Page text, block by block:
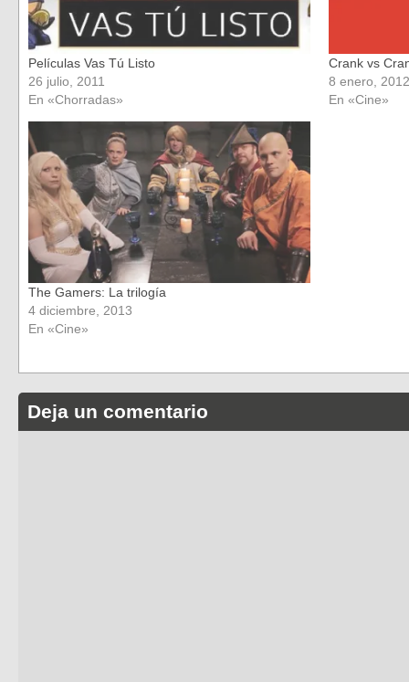
Películas Vas Tú Listo
26 julio, 2011
En «Chorradas»
Crank vs
8 enero, 2012
En «Cine»
The Gamers: La trilogía
4 diciembre, 2013
En «Cine»
Deja un comentario